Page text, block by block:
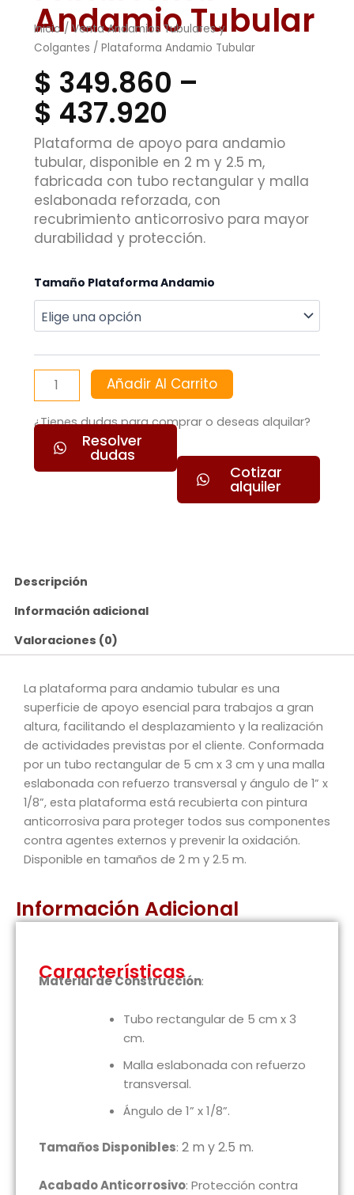
Andamio Tubular
Inicio/Venta Andamios Tubulares y
Colgantes / Plataforma Andamio Tubular
$ 349.860 –
$ 437.920
Price
$ 349.860
Through
$ 437.920
Plataforma de apoyo para andamio
tubular, disponible en 2 m y 2.5 m,
fabricada con tubo rectangular y malla
eslabonada reforzada, con
recubrimiento anticorrosivo para mayor
durabilidad y protección.
Tamaño Plataforma Andamio
Plataforma
Tubular
cantidad
Añadir Al Carrito
¿Tienes dudas para comprar o deseas alquilar?
Resolver
dudas
Cotizar
alquiler
Descripción
Información adicional
Valoraciones (0)
La plataforma para andamio tubular es una
superficie de apoyo esencial para trabajos a gran
altura, facilitando el desplazamiento y la realización
de actividades previstas por el cliente. Conformada
por un tubo rectangular de 5 cm x 3 cm y una malla
eslabonada con refuerzo transversal y ángulo de 1” x
1/8”, esta plataforma está recubierta con pintura
anticorrosiva para proteger todos sus componentes
contra agentes externos y prevenir la oxidación.
Disponible en tamaños de 2 m y 2.5 m.
Información Adicional
Características
Material de Construcción:
Tubo rectangular de 5 cm x 3
cm.
Malla eslabonada con refuerzo
transversal.
Ángulo de 1” x 1/8”.
Tamaños Disponibles: 2 m y 2.5 m.
Acabado Anticorrosivo: Protección contra